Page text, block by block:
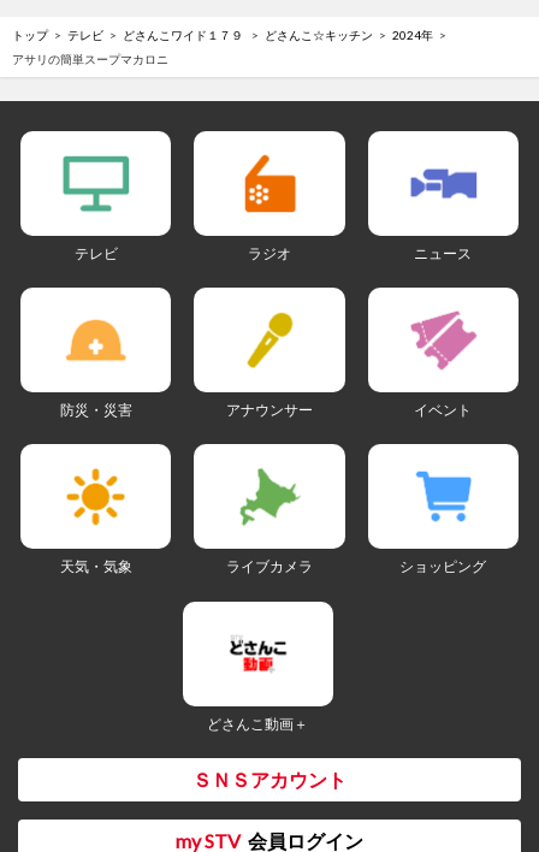
トップ テレビ どさんこワイド１７９ どさんこ☆キッチン
2024年
アサリの簡単スープマカロニ
テレビ ラジオ ニュース
防災・災害 アナウンサー イベント
天気・気象 ライブカメラ ショッピング
どさんこ動画＋
ＳＮＳアカウント
my STV 会員ログイン